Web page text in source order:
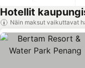
Hotellit
Näin maksut vaikuttavat